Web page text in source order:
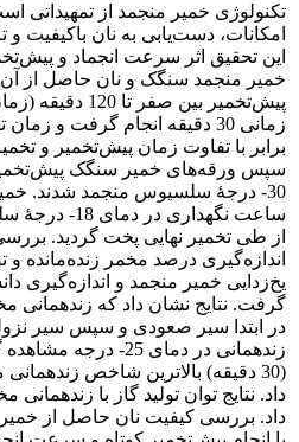
تکنولوژی خمیر منجمد از تمهیداتی
امکانات، دست‌یابی به نان با‌کیفیت و
این تحقیق اثر سرعت انجماد و
خمیر منجمد سنگک و نان حاصل از
پیش‌تخمیر بین
زمانی 30 دقیقه انجام گرفت و
برابر با تفاوت زمان پیش‌تخمیر و
ساعت نگه‏داری
از طی تخمیر نهایی پخت گردید.
اندازه‌گیری درصد مخمر زنده‌مانده و
یخ‌زدایی خمیر منجمد و اندازه‌گیری
گرفت. نتایج نشان داد که زنده‏مانی
در ابتدا سیر صعودی و سپس سیر
زنده‏مانی در دمای 25-
(30 دقیقه) بالاترین شاخص
داد. نتایج توان تولید گاز با
داد. بررسی کیفیت نان حاصل از